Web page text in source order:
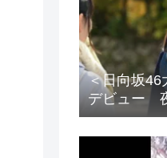
＜日向坂46
デビュー
登場に「か
技上手じゃ